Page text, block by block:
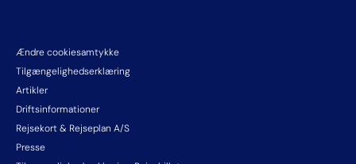
Ændre cookiesamtykke
Tilgængelighedserklæring
Artikler
Driftsinformationer
Rejsekort & Rejseplan A/S
Presse